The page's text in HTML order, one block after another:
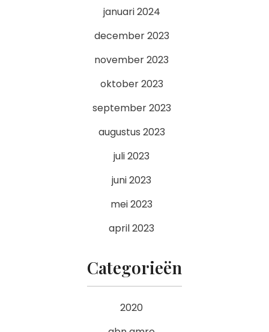
januari 2024
december 2023
november 2023
oktober 2023
september 2023
augustus 2023
juli 2023
juni 2023
mei 2023
april 2023
Categorieën
2020